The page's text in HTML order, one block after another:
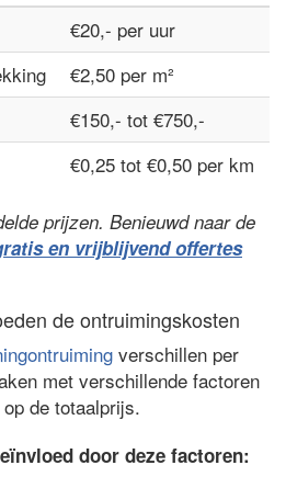
€20,- per uur
€2,50 per m²
€150,- tot €750,-
€0,25 tot €0,50 per km
prijzen. Benieuwd naar de
en vrijblijvend offertes
de ontruimingskosten
verschillen per
met verschillende factoren
de totaalprijs.
door deze factoren: